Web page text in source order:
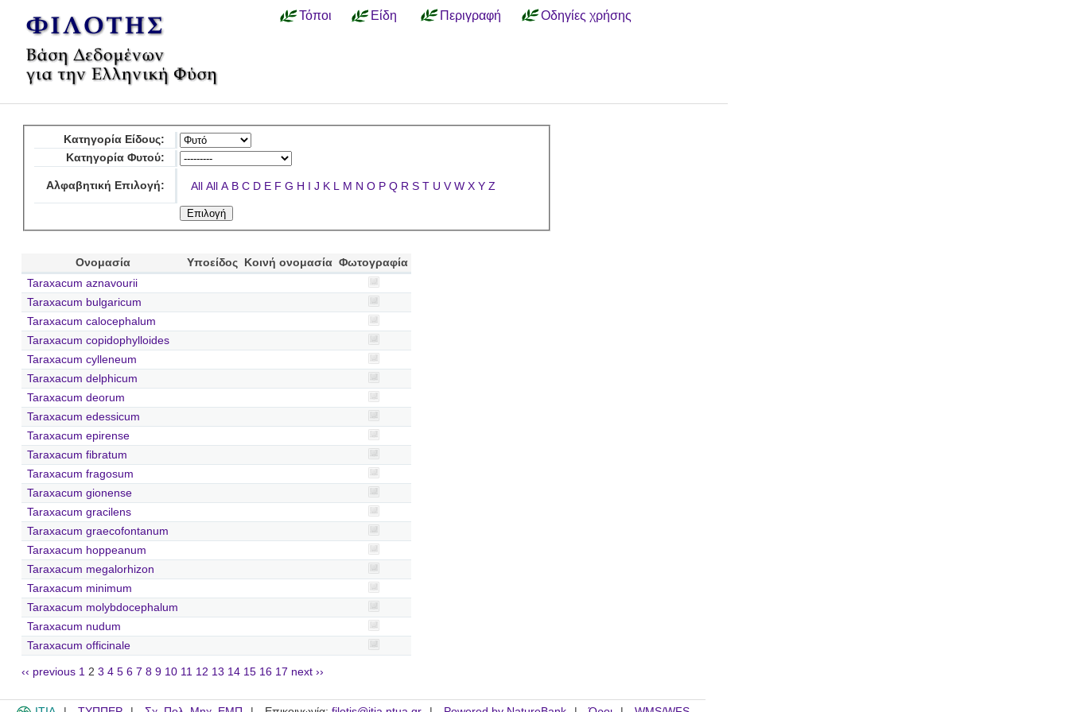
Τόποι Είδη Περιγραφή Οδηγίες χρήσης
Κατηγορία Είδους:
Κατηγορία Φυτού:
Αλφαβητική Επιλογή: All All A B C D E F G H I J K L M N O P Q R S T U V W X Y Z
Ονομασία Υποείδος Κοινή ονομασία Φωτογραφία
Taraxacum aznavourii
Taraxacum bulgaricum
Taraxacum calocephalum
Taraxacum copidophylloides
Taraxacum cylleneum
Taraxacum delphicum
Taraxacum deorum
Taraxacum edessicum
Taraxacum epirense
Taraxacum fibratum
Taraxacum fragosum
Taraxacum gionense
Taraxacum gracilens
Taraxacum graecofontanum
Taraxacum hoppeanum
Taraxacum megalorhizon
Taraxacum minimum
Taraxacum molybdocephalum
Taraxacum nudum
Taraxacum officinale
‹‹ previous 1 2 3 4 5 6 7 8 9 10 11 12 13 14 15 16 17 next ››